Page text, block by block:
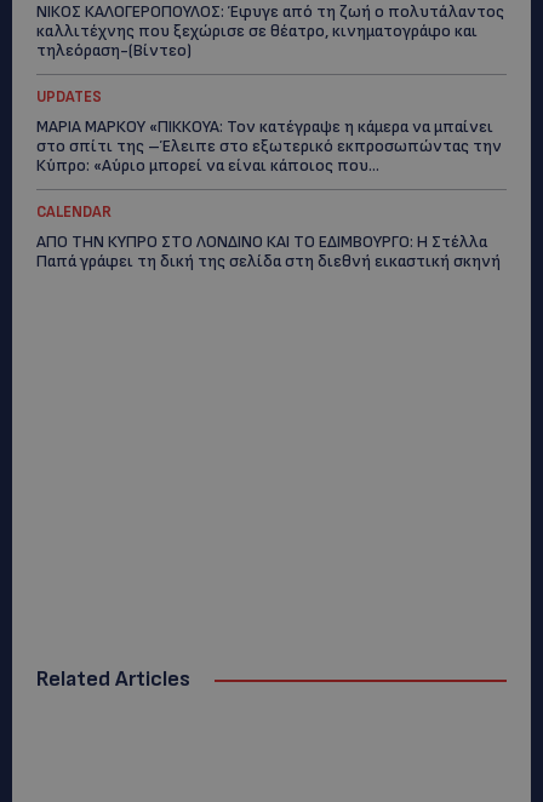
ΝΙΚΟΣ ΚΑΛΟΓΕΡΟΠΟΥΛΟΣ: Έφυγε από τη ζωή ο πολυτάλαντος
καλλιτέχνης που ξεχώρισε σε θέατρο, κινηματογράφο και
τηλεόραση-(Bίντεο)
UPDATES
ΜΑΡΙΑ ΜΑΡΚΟΥ «ΠΙΚΚΟΥΑ: Τον κατέγραψε η κάμερα να μπαίνει
στο σπίτι της –Έλειπε στο εξωτερικό εκπροσωπώντας την
Κύπρο: «Αύριο μπορεί να είναι κάποιος που...
CALENDAR
ΑΠΟ ΤΗΝ ΚΥΠΡΟ ΣΤΟ ΛΟΝΔΙΝΟ ΚΑΙ ΤΟ ΕΔΙΜΒΟΥΡΓΟ: Η Στέλλα
Παπά γράφει τη δική της σελίδα στη διεθνή εικαστική σκηνή
Related Articles